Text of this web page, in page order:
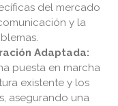
del mercado
y la
Adaptada:
puesta en marcha
existente y los
asegurando una